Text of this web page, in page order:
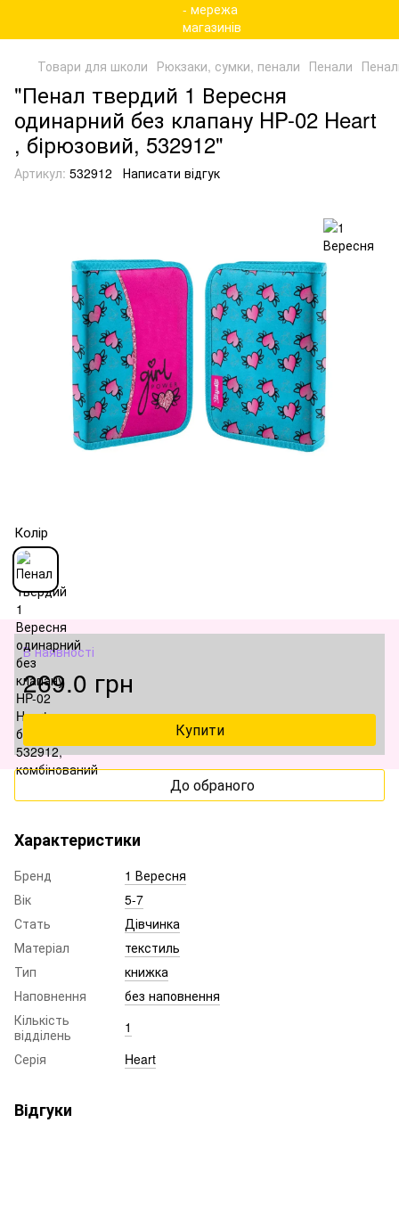
Товари для школи Рюкзаки, сумки, пенали Пенали
"Пенал твердий 1 Вересня
одинарний без клапану HP-02 Heart
, бірюзовий, 532912"
Артикул: 532912 Написати відгук
Колір
В наявності
269.0 грн
Купити
До обраного
Характеристики
Бренд
1 Вересня
Вік
5-7
Стать
Дівчинка
Матеріал
текстиль
Тип
книжка
Наповнення
без наповнення
Кількість
відділень
1
Серія
Heart
Відгуки